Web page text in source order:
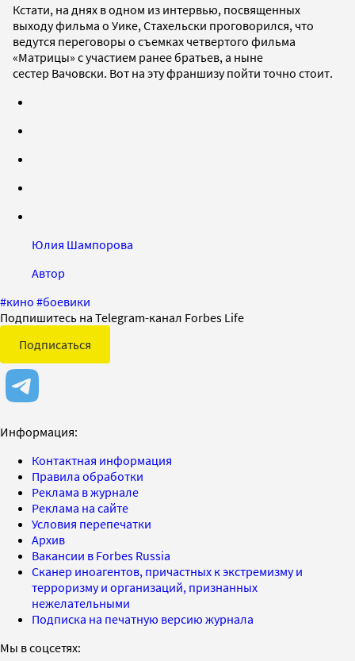
Кстати, на днях в одном из интервью, посвященных
выходу фильма о Уике, Стахельски проговорился, что
ведутся переговоры о съемках четвертого фильма
«Матрицы» с участием ранее братьев, а ныне
сестер Вачовски. Вот на эту франшизу пойти точно стоит.
Юлия Шампорова
Автор
#кино #боевики
Подпишитесь на Telegram-канал Forbes Life
Подписаться
Информация:
Контактная информация
Правила обработки
Реклама в журнале
Реклама на сайте
Условия перепечатки
Архив
Вакансии в Forbes Russia
Сканер иноагентов, причастных к экстремизму и
терроризму и организаций, признанных
нежелательными
Подписка на печатную версию журнала
Мы в соцсетях: